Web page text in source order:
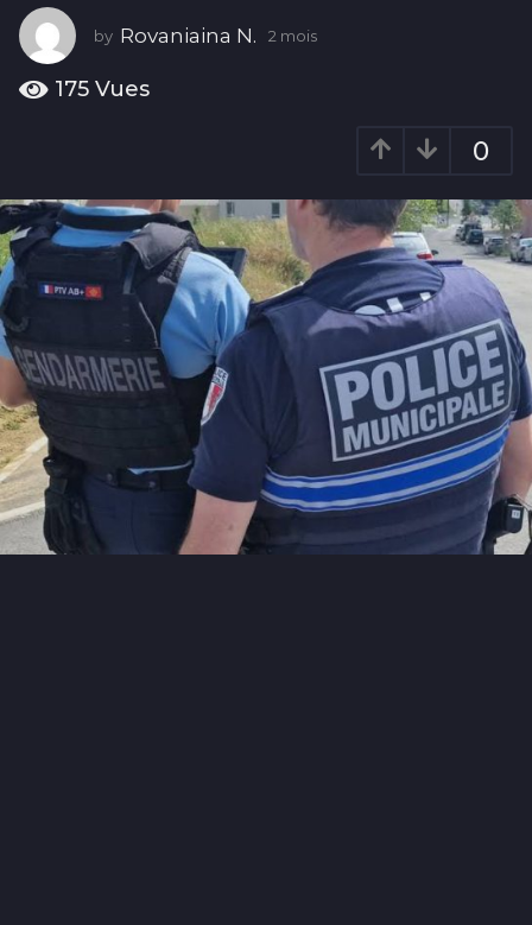
by Rovaniaina N. 2 mois
175 Vues
0